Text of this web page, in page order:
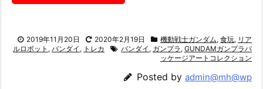
2019年11月20日 2020年2月19日 機動戦士ガンダム, 食玩, リア
ルロボット , バンダイ , トレカ バンダイ , ガンプラ , GUNDAMガンプラパ
ッケージアートコレクション
Posted by admin@mh@wp